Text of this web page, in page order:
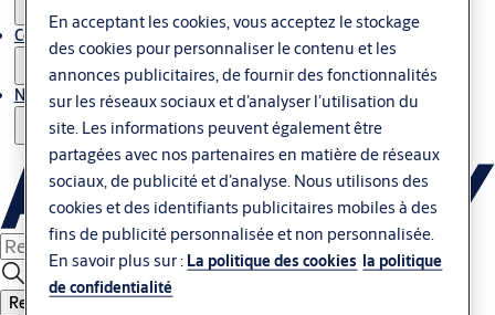
Contrôle d'accès & Glass
Nous contacter
Rechercher
En acceptant les cookies, vous acceptez le stockage
des cookies pour personnaliser le contenu et les
annonces publicitaires, de fournir des fonctionnalités
sur les réseaux sociaux et d’analyser l’utilisation du
site. Les informations peuvent également être
partagées avec nos partenaires en matière de réseaux
sociaux, de publicité et d’analyse. Nous utilisons des
cookies et des identifiants publicitaires mobiles à des
fins de publicité personnalisée et non personnalisée.
En savoir plus sur : La politique des cookies la politique
de confidentialité